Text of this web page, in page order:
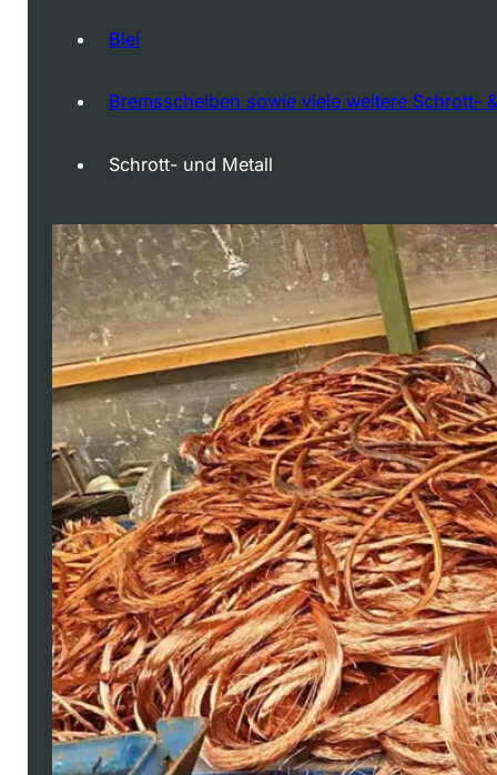
Blei
Bremsscheiben sowie viele weitere Schrott-
Schrott- und Metall